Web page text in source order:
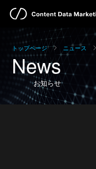
トップページ ニュース
News
お知らせ